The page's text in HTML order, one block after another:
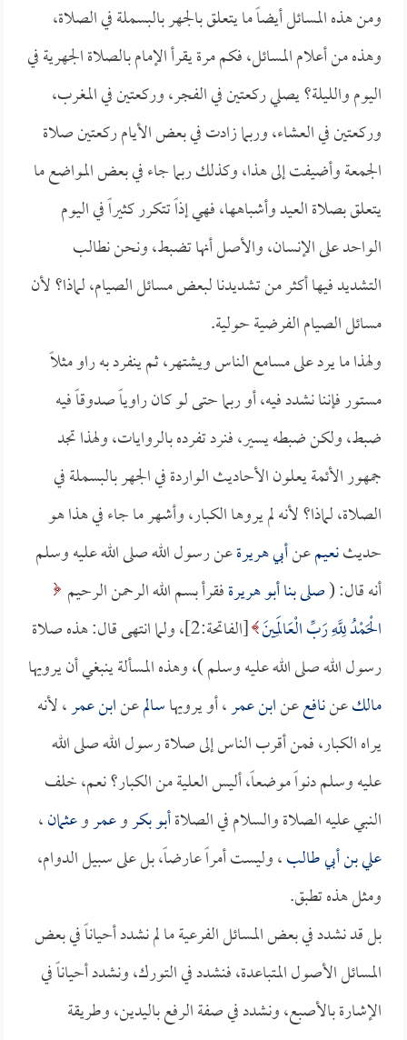
ومن هذه المسائل أيضاً ما يتعلق بالجهر بالبسملة في الصلاة،
وهذه من أعلام المسائل، فكم مرة يقرأ الإمام بالصلاة الجهرية في
اليوم والليلة؟ يصلي ركعتين في الفجر، وركعتين في المغرب،
وركعتين في العشاء، وربما زادت في بعض الأيام ركعتين صلاة
الجمعة وأضيفت إلى هذا، وكذلك ربما جاء في بعض المواضع ما
يتعلق بصلاة العيد وأشباهها، فهي إذاً تتكرر كثيراً في اليوم
الواحد على الإنسان، والأصل أنها تضبط، ونحن نطالب
التشديد فيها أكثر من تشديدنا لبعض مسائل الصيام، لماذا؟ لأن
مسائل الصيام الفرضية حولية.
ولهذا ما يرد على مسامع الناس ويشتهر، ثم ينفرد به راو مثلاً
مستور فإننا نشدد فيه، أو ربما حتى لو كان راوياً صدوقاً فيه
ضبط، ولكن ضبطه يسير، فنرد تفرده بالروايات، ولهذا تجد
جمهور الأئمة يعلون الأحاديث الواردة في الجهر بالبسملة في
الصلاة، لماذا؟ لأنه لم يروها الكبار، وأشهر ما جاء في هذا هو
حديثنعيمعنأبي هريرةعن رسول الله صلى الله عليه وسلم
أنه قال: (صلى بناأبو هريرةفقرأ بسم الله الرحمن الرحيم
الْحَمْدُ لِلَّهِ رَبِّ الْعَالَمِينَ
[الفاتحة:2]، ولما انتهى قال: هذه صلاة
رسول الله صلى الله عليه وسلم )، وهذه المسألة ينبغي أن يرويها
مالكعننافععنابن عمر، أو يرويهاسالمعنابن عمر، لأنه
يراه الكبار، فمن أقرب الناس إلى صلاة رسول الله صلى الله
عليه وسلم دنواً موضعاً، أليس العلية من الكبار؟ نعم، خلف
النبي عليه الصلاة والسلام في الصلاةأبو بكروعمروعثمان،
علي بن أبي طالب، وليست أمراً عارضاً، بل على سبيل الدوام،
ومثل هذه تطبق.
بل قد نشدد في بعض المسائل الفرعية ما لم نشدد أحياناً في بعض
المسائل الأصول المتباعدة، فنشدد في التورك، ونشدد أحياناً في
الإشارة بالأصبع، ونشدد في صفة الرفع باليدين، وطريقة